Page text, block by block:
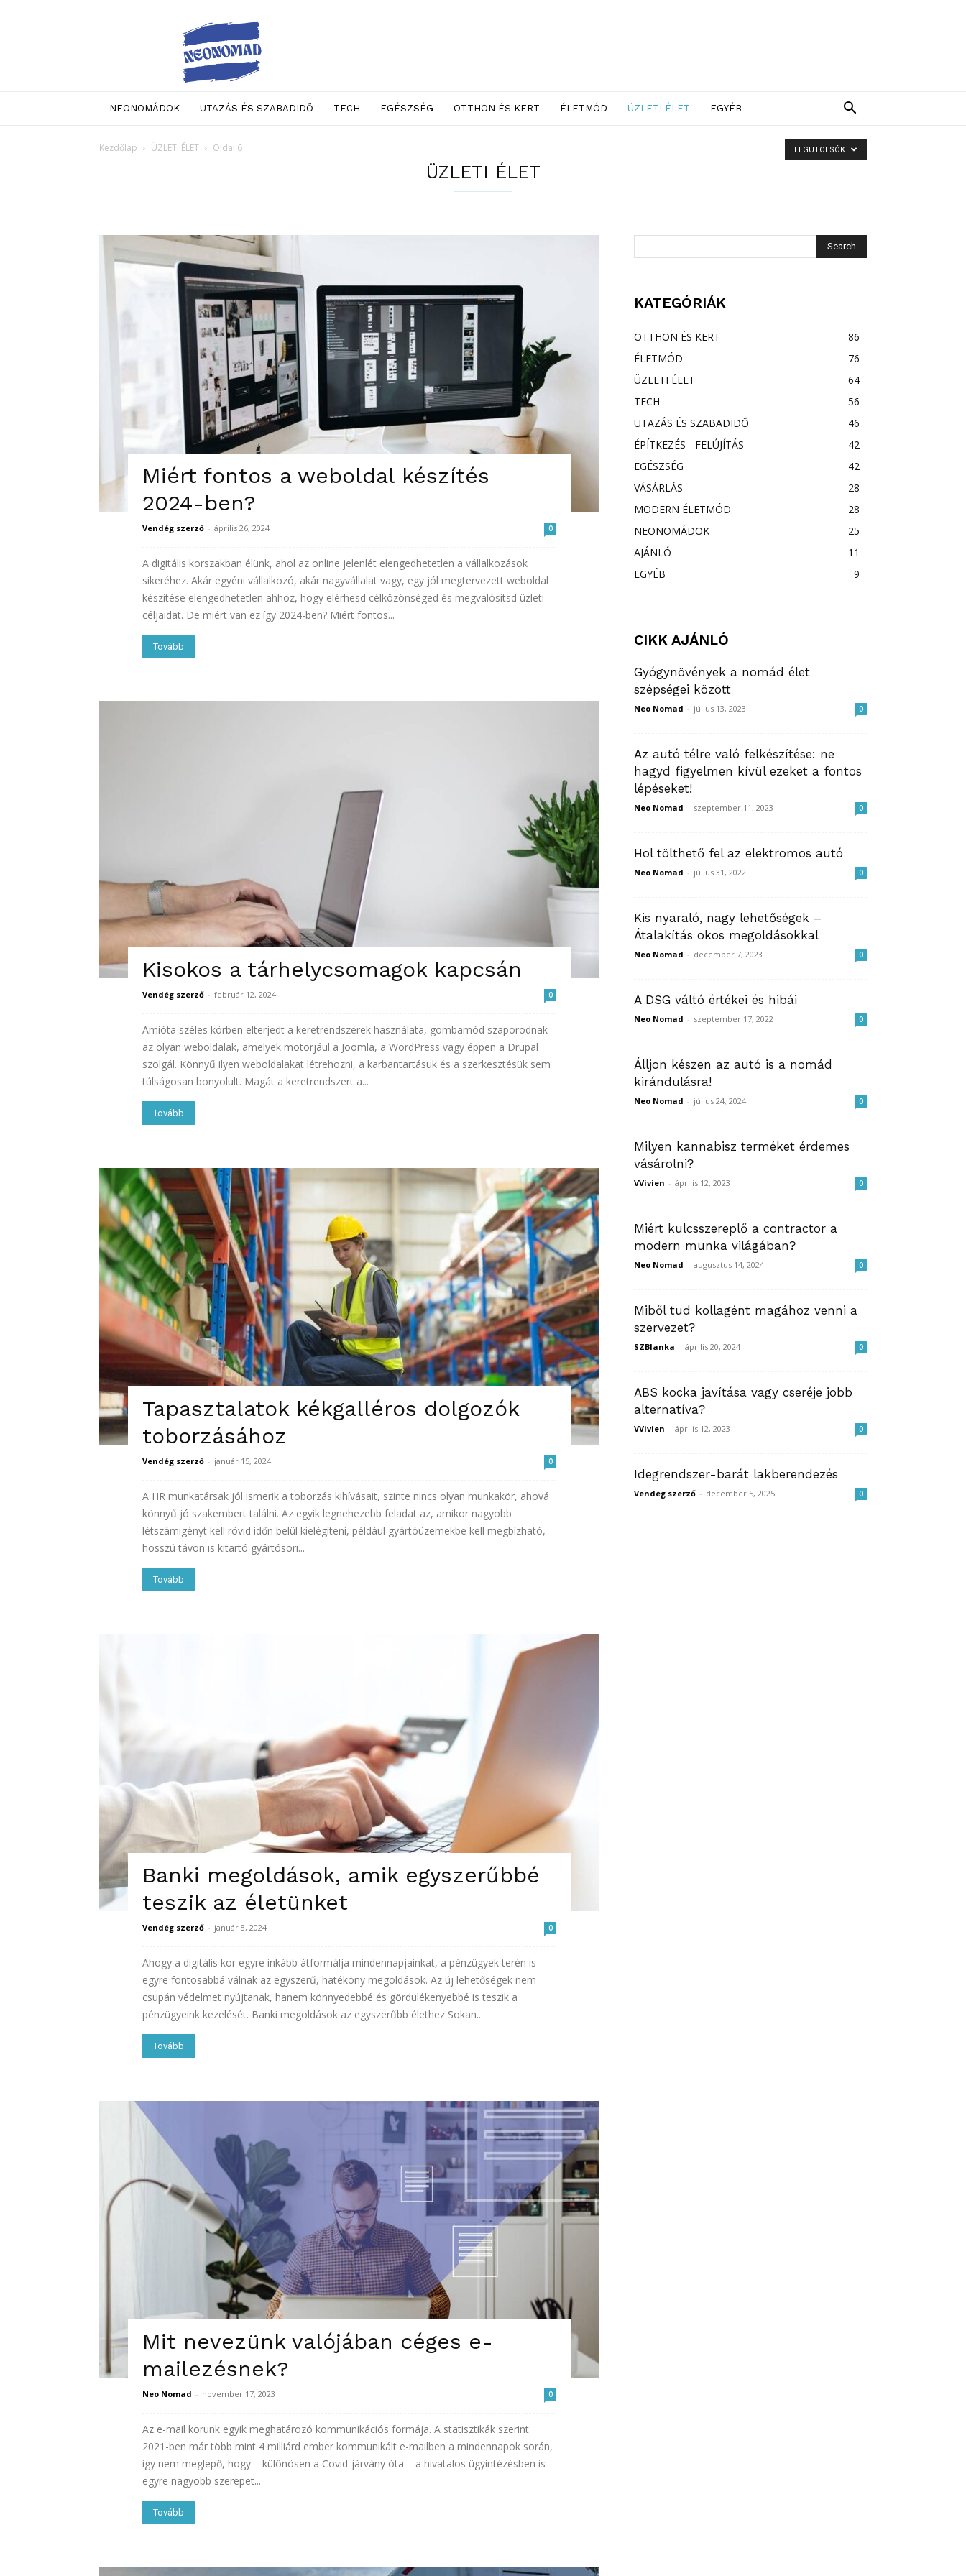
Neo
Nomad
NEONOMÁDOK UTAZÁS ÉS SZABADIDŐ TECH EGÉSZSÉG OTTHON ÉS KERT ÉLETMÓD ÜZLETI ÉLET EGYÉB
Kezdőlap ÜZLETI ÉLET Oldal 6
ÜZLETI ÉLET
LEGUTOLSÓK
Miért fontos a weboldal készítés
2024-ben?
Vendég szerző - április 26, 2024 0
A digitális korszakban élünk, ahol az online jelenlét elengedhetetlen a vállalkozások
sikeréhez. Akár egyéni vállalkozó, akár nagyvállalat vagy, egy jól megtervezett weboldal
készítése elengedhetetlen ahhoz, hogy elérhesd célközönséged és megvalósítsd üzleti
céljaidat. De miért van ez így 2024-ben? Miért fontos...
Tovább
Kisokos a tárhelycsomagok kapcsán
Vendég szerző - február 12, 2024 0
Amióta széles körben elterjedt a keretrendszerek használata, gombamód szaporodnak
az olyan weboldalak, amelyek motorjául a Joomla, a WordPress vagy éppen a Drupal
szolgál. Könnyű ilyen weboldalakat létrehozni, a karbantartásuk és a szerkesztésük sem
túlságosan bonyolult. Magát a keretrendszert a...
Tovább
Tapasztalatok kékgalléros dolgozók
toborzásához
Vendég szerző - január 15, 2024 0
A HR munkatársak jól ismerik a toborzás kihívásait, szinte nincs olyan munkakör, ahová
könnyű jó szakembert találni. Az egyik legnehezebb feladat az, amikor nagyobb
létszámigényt kell rövid időn belül kielégíteni, például gyártóüzemekbe kell megbízható,
hosszú távon is kitartó gyártósori...
Tovább
Banki megoldások, amik egyszerűbbé
teszik az életünket
Vendég szerző - január 8, 2024 0
Ahogy a digitális kor egyre inkább átformálja mindennapjainkat, a pénzügyek terén is
egyre fontosabbá válnak az egyszerű, hatékony megoldások. Az új lehetőségek nem
csupán védelmet nyújtanak, hanem könnyedebbé és gördülékenyebbé is teszik a
pénzügyeink kezelését. Banki megoldások az egyszerűbb élethez Sokan...
Tovább
Mit nevezünk valójában céges e-
mailezésnek?
Neo Nomad - november 17, 2023 0
Az e-mail korunk egyik meghatározó kommunikációs formája. A statisztikák szerint
2021-ben már több mint 4 milliárd ember kommunikált e-mailben a mindennapok során,
így nem meglepő, hogy – különösen a Covid-járvány óta – a hivatalos ügyintézésben is
egyre nagyobb szerepet...
Tovább
KATEGÓRIÁK
OTTHON ÉS KERT
86
ÉLETMÓD
76
ÜZLETI ÉLET
64
TECH
56
UTAZÁS ÉS SZABADIDŐ
46
ÉPÍTKEZÉS - FELÚJÍTÁS
42
EGÉSZSÉG
42
VÁSÁRLÁS
28
MODERN ÉLETMÓD
28
NEONOMÁDOK
25
AJÁNLÓ
11
EGYÉB
9
CIKK AJÁNLÓ
Gyógynövények a nomád élet
szépségei között
Neo Nomad - július 13, 2023 0
Az autó télre való felkészítése: ne
hagyd figyelmen kívül ezeket a fontos
lépéseket!
Neo Nomad - szeptember 11, 2023 0
Hol tölthető fel az elektromos autó
Neo Nomad - július 31, 2022 0
Kis nyaraló, nagy lehetőségek –
Átalakítás okos megoldásokkal
Neo Nomad - december 7, 2023 0
A DSG váltó értékei és hibái
Neo Nomad - szeptember 17, 2022 0
Álljon készen az autó is a nomád
kirándulásra!
Neo Nomad - július 24, 2024 0
Milyen kannabisz terméket érdemes
vásárolni?
VVivien - április 12, 2023 0
Miért kulcsszereplő a contractor a
modern munka világában?
Neo Nomad - augusztus 14, 2024 0
Miből tud kollagént magához venni a
szervezet?
SZBlanka - április 20, 2024 0
ABS kocka javítása vagy cseréje jobb
alternatíva?
VVivien - április 12, 2023 0
Idegrendszer-barát lakberendezés
Vendég szerző - december 5, 2025 0